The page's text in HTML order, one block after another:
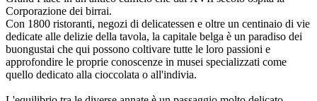
Corporazione dei birrai.
Con 1800 ristoranti, negozi di delicatessen e oltre un centinaio di vie
dedicate alle delizie della tavola, la capitale belga è un paradiso dei
buongustai che qui possono coltivare tutte le loro passioni e
approfondire le proprie conoscenze in musei specializzati come
quello dedicato alla cioccolata o all'indivia.